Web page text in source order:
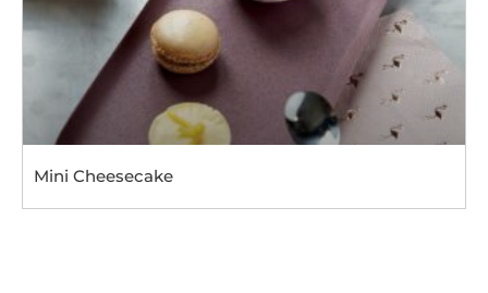
Mini Cheesecake